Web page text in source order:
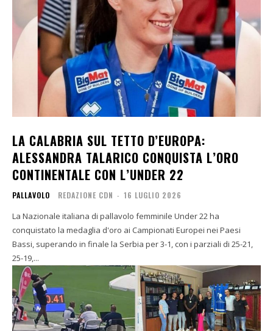
LA CALABRIA SUL TETTO D’EUROPA:
ALESSANDRA TALARICO CONQUISTA L’ORO
CONTINENTALE CON L’UNDER 22
PALLAVOLO REDAZIONE CDN - 16 LUGLIO 2026
La Nazionale italiana di pallavolo femminile Under 22 ha
conquistato la medaglia d'oro ai Campionati Europei nei Paesi
Bassi, superando in finale la Serbia per 3-1, con i parziali di 25-21,
25-19,...